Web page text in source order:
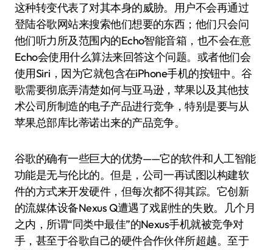
这种转变代表了对其本身的威胁。用户不会再通过
登陆谷歌网站来搜索他们想要的东西；他们只会问
他们听力所及范围内的Echo智能音箱，也不会在意
Echo会使用什么算法来回答这个问题。或者他们会
使用Siri，因为它就包含在iPhone手机的按钮中。谷
歌需要彻底弄清楚如何与亚马逊，苹果以及其他技
术公司所制造的电子产品进行竞争，特别是要与从
苹果总部库比蒂诺出来的产品竞争。
谷歌的确有一些巨大的优势——它的软件和人工智能
功能是无与伦比的。但是，公司一再试图以构建软
件的方式来开发硬件，但每次都不得其踪。它创新
的流媒体设备Nexus Q遭遇了戏剧性的失败。几个月
之内，所谓“同类中最佳”的Nexus手机就被竞争对
手，甚至于谷歌自己的硬件合作伙伴所超越。至于